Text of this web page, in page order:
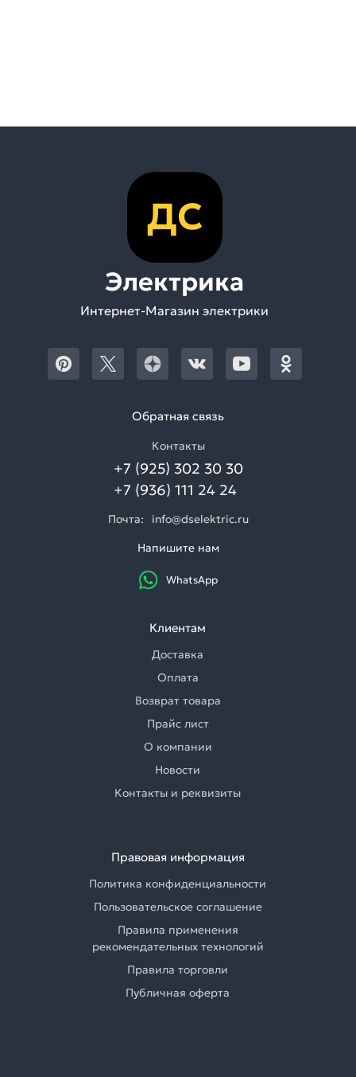
ДС
Электрика
Интернет-Магазин электрики
Обратная связь
Контакты
+7 (925) 302 30 30
+7 (936) 111 24 24
Почта:
info@dselektric.ru
Напишите нам
WhatsApp
Клиентам
Доставка
Оплата
Возврат товара
Прайс лист
О компании
Новости
Контакты и реквизиты
Правовая информация
Политика конфиденциальности
Пользовательское соглашение
Правила применения
рекомендательных технологий
Правила торговли
Публичная оферта